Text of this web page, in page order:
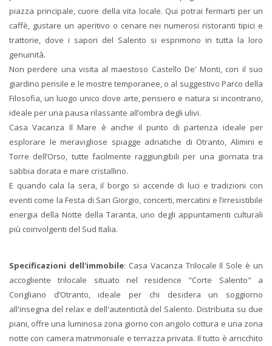
piazza principale, cuore della vita locale. Qui potrai fermarti per un
caffè, gustare un aperitivo o cenare nei numerosi ristoranti tipici e
trattorie, dove i sapori del Salento si esprimono in tutta la loro
genuinità.
Non perdere una visita al maestoso Castello De' Monti, con il suo
giardino pensile e le mostre temporanee, o al suggestivo Parco della
Filosofia, un luogo unico dove arte, pensiero e natura si incontrano,
ideale per una pausa rilassante all’ombra degli ulivi.
Casa Vacanza Il Mare è anche il punto di partenza ideale per
esplorare le meravigliose spiagge adriatiche di Otranto, Alimini e
Torre dell’Orso, tutte facilmente raggiungibili per una giornata tra
sabbia dorata e mare cristallino.
E quando cala la sera, il borgo si accende di luci e tradizioni con
eventi come la Festa di San Giorgio, concerti, mercatini e l’irresistibile
energia della Notte della Taranta, uno degli appuntamenti culturali
più coinvolgenti del Sud Italia.
Specificazioni dell'immobile: Casa Vacanza Trilocale Il Sole è un
accogliente trilocale situato nel residence "Corte Salento" a
Corigliano d’Otranto, ideale per chi desidera un soggiorno
all'insegna del relax e dell'autenticità del Salento. Distribuita su due
piani, offre una luminosa zona giorno con angolo cottura e una zona
notte con camera matrimoniale e terrazza privata. Il tutto è arricchito